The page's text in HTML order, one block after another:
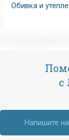
Обивка и
с
Напишите